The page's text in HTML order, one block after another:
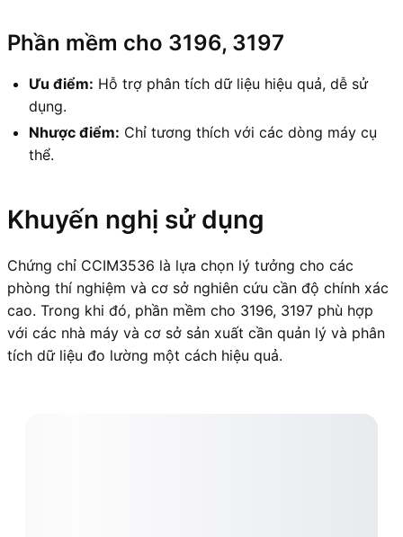
Phần mềm cho 3196, 3197
Ưu điểm: Hỗ trợ phân tích dữ liệu hiệu quả, dễ sử
dụng.
Nhược điểm: Chỉ tương thích với các dòng máy cụ
thể.
Khuyến nghị sử dụng
Chứng chỉ CCIM3536 là lựa chọn lý tưởng cho các
phòng thí nghiệm và cơ sở nghiên cứu cần độ chính xác
cao. Trong khi đó, phần mềm cho 3196, 3197 phù hợp
với các nhà máy và cơ sở sản xuất cần quản lý và phân
tích dữ liệu đo lường một cách hiệu quả.